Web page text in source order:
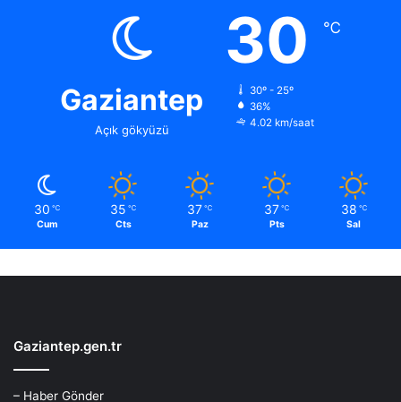
Gaziantep
Açık gökyüzü
30 ℃
30º - 25º
36%
4.02 km/saat
30 ℃
Cum
35 ℃
Cts
37 ℃
Paz
37 ℃
Pts
38 ℃
Sal
Gaziantep.gen.tr
– Haber Gönder